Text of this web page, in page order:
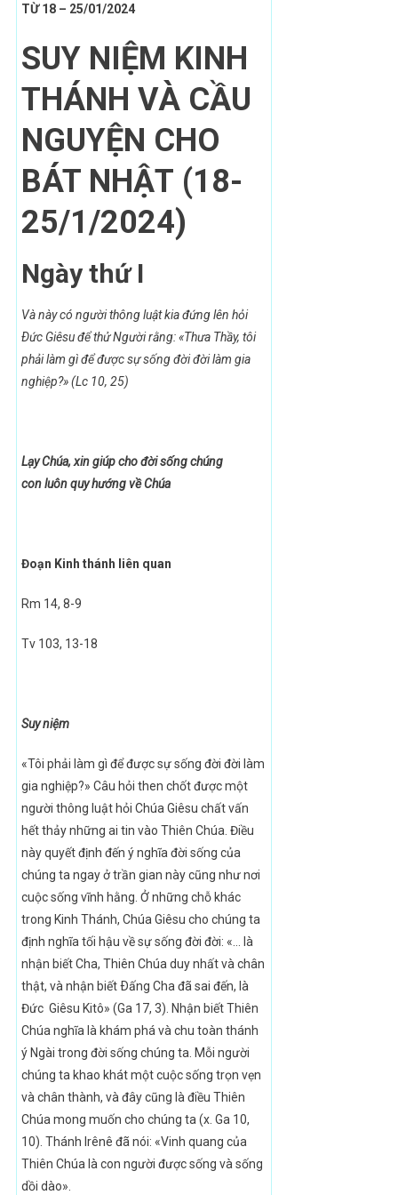
TỪ 18 – 25/01/2024
SUY NIỆM KINH
THÁNH VÀ CẦU
NGUYỆN CHO
BÁT NHẬT (18-
25/1/2024)
Ngày thứ I
Và này có người thông luật kia đứng lên hỏi
Ðức Giêsuđể thử Người rằng: «Thưa Thầy, tôi
phải làm gìđể được sự sống đời đời làm gia
nghiệp?» (Lc 10, 25)
Lạy Chúa, xin giúpchođời sốngchúng
conluônquy hướng vềChúa
Đoạn Kinh thánh liên quan
Rm 14, 8-9
Tv 103, 13-18
Suy niệm
«Tôi phải làm gì để được sự sống đời đời làm
gia nghiệp?» Câu hỏi then chốt được một
người thông luật hỏi Chúa Giêsu chất vấn
hết thảy những ai tin vào Thiên Chúa. Điều
này quyết định đến ý nghĩa đời sống của
chúng ta ngay ở trần gian này cũng như nơi
cuộc sống vĩnh hằng. Ở những chỗ khác
trong Kinh Thánh, Chúa Giêsu cho chúng ta
định nghĩa tối hậu về sự sống đời đời: «… là
nhận biết Cha, Thiên Chúa duy nhất và chân
thật, và nhận biết Ðấng Cha đã sai đến, là
Đức Giêsu Kitô» (Ga 17, 3). Nhận biết Thiên
Chúa nghĩa là khám phá và chu toàn thánh
ý Ngài trong đời sống chúng ta. Mỗi người
chúng ta khao khát một cuộc sống trọn vẹn
và chân thành, và đây cũng là điều Thiên
Chúa mong muốn cho chúng ta (x. Ga 10,
10). Thánh Irênê đã nói: «Vinh quang của
Thiên Chúa là con người được sống và sống
dồi dào».